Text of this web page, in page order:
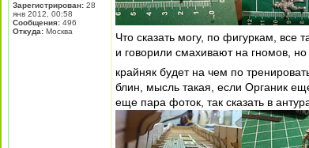
Зарегистрирован: 28
янв 2012, 00:58
Сообщения: 496
Откуда: Москва Что сказать могу, по фигуркам, все
и говорили смахивают на гномов,
крайняк будет на чем по
блин, мысль такая, если Органик
еще пара фоток, так сказать в